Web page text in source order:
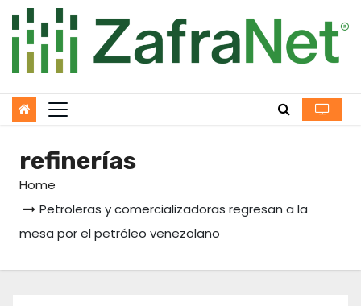
to
content
refinerías
Home
Petroleras y comercializadoras regresan a la
mesa por el petróleo venezolano